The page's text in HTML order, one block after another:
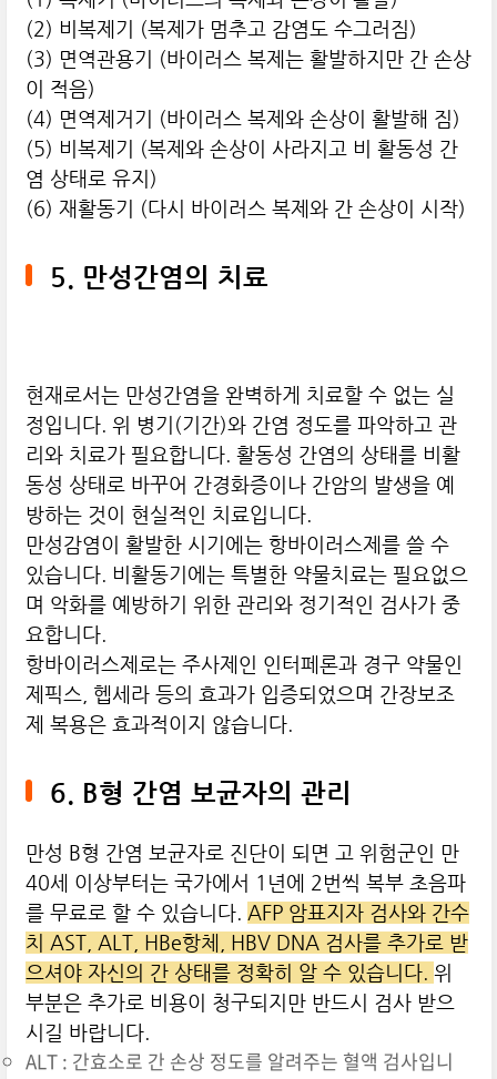
(2) 비복제기 (복제가 멈추고 감염도 수그러짐)
(3) 면역관용기 (바이러스 복제는 활발하지만 간 손상
이 적음)
(4) 면역제거기 (바이러스 복제와 손상이 활발해 짐)
(5) 비복제기 (복제와 손상이 사라지고 비 활동성 간
염 상태로 유지)
(6) 재활동기 (다시 바이러스 복제와 간 손상이 시작)
5. 만성간염의 치료
현재로서는 만성간염을 완벽하게 치료할 수 없는 실
정입니다. 위 병기(기간)와 간염 정도를 파악하고 관
리와 치료가 필요합니다. 활동성 간염의 상태를 비활
동성 상태로 바꾸어 간경화증이나 간암의 발생을 예
방하는 것이 현실적인 치료입니다.
만성감염이 활발한 시기에는 항바이러스제를 쓸 수
있습니다. 비활동기에는 특별한 약물치료는 필요없으
며 악화를 예방하기 위한 관리와 정기적인 검사가 중
요합니다.
항바이러스제로는 주사제인 인터페론과 경구 약물인
제픽스, 헵세라 등의 효과가 입증되었으며 간장보조
제 복용은 효과적이지 않습니다.
6. B형 간염 보균자의 관리
만성 B형 간염 보균자로 진단이 되면 고 위험군인 만
40세 이상부터는 국가에서 1년에 2번씩 복부 초음파
를 무료로 할 수 있습니다. AFP 암표지자 검사와 간수
치 AST, ALT, HBe항체, HBV DNA 검사를 추가로 받
으셔야 자신의 간 상태를 정확히 알 수 있습니다. 위
부분은 추가로 비용이 청구되지만 반드시 검사 받으
시길 바랍니다.
ALT : 간효소로 간 손상 정도를 알려주는 혈액 검사입니